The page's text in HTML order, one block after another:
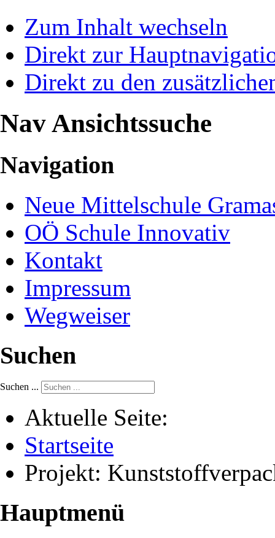
Zum Inhalt wechseln
Direkt zur
Direkt zu den
Nav Ansichtssuche
Navigation
Neue Mittelschule
OÖ Schule Innovativ
Kontakt
Impressum
Wegweiser
Suchen
Suchen ...
Aktuelle Seite:
Startseite
Projekt:
Hauptmenü